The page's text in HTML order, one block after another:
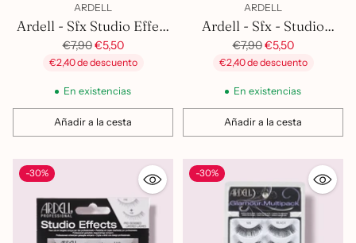
ARDELL
Ardell - Sfx Studio Effect
- 105
Precio
habitual
€7,90€5,50
€2,40 de descuento
En existencias
Añadir a la cesta
Cantidad
ARDELL
Ardell - Sfx - Studio
Effect - Wispies
Precio
habitual
€7,90€5,50
€2,40 de descuento
En existencias
Añadir a la cesta
Cantidad
-30% -30%